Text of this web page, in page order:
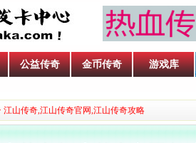
公益传奇 金币传奇 游戏库
江山传奇,江山传奇官网,江山传奇攻略